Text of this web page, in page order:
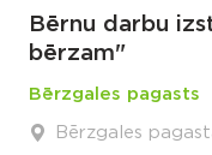
Bērnu darbu
bērzam"
Bērzgales pagasts
Bērzgales